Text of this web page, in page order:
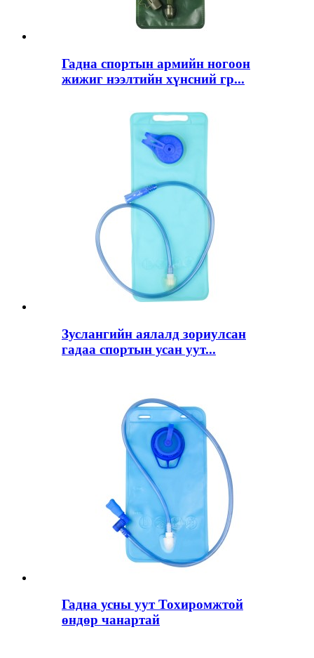
Гадна спортын армийн ногоон
жижиг нээлтийн хүнсний гр...
Зуслангийн аялалд зориулсан
гадаа спортын усан уут...
Гадна усны уут Тохиромжтой
өндөр чанартай